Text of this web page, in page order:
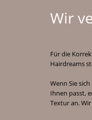
Wir
Für die
Hairdreams
Wenn Sie
Ihnen passt,
Textur an.